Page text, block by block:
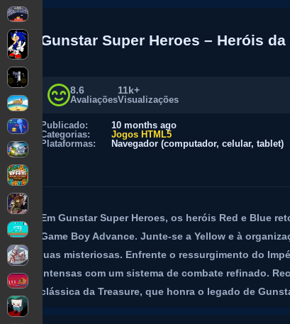
Gunstar Super Heroes – Heróis da
8.6
Avaliações
11k+
Visualizações
Publicado:
10 months ago
Categorias:
Jogos HTML5
Plataformas:
Navegador (computador, celular, tablet)
Em Gunstar Super Heroes, os heróis Red e Blue
Game Boy Advance. Junte-se a Yellow e à
luas misteriosas. Enfrente o ressurgimento do
intensas com um sistema de combate refinado.
clássica da Treasure, que honra o legado de